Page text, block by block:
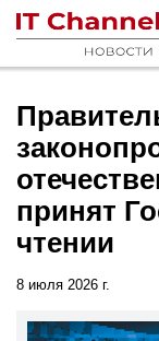
принят
чтении
8 июля 2026 г.